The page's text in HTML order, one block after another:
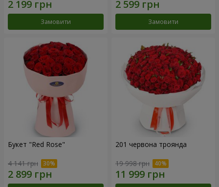
Замовити Замовити
Букет "Red Rose"
4 141 грн
201 червона троянда
19 998 грн